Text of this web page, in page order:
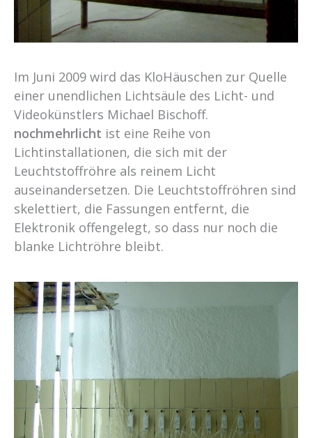
Im Juni 2009 wird das KloHäuschen zur Quelle
einer unendlichen Lichtsäule des Licht- und
Videokünstlers Michael Bischoff.
nochmehrlicht ist eine Reihe von
Lichtinstallationen, die sich mit der
Leuchtstoffröhre als reinem Licht
auseinandersetzen. Die Leuchtstoffröhren sind
skelettiert, die Fassungen entfernt, die
Elektronik offengelegt, so dass nur noch die
blanke Lichtröhre bleibt.